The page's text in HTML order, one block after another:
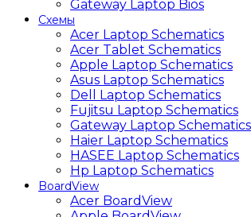
Gateway Laptop Bios
Схемы
Acer Laptop Schematics
Acer Tablet Schematics
Apple Laptop Schematics
Asus Laptop Schematics
Dell Laptop Schematics
Fujitsu Laptop Schematics
Gateway Laptop Schematics
Haier Laptop Schematics
HASEE Laptop Schematics
Hp Laptop Schematics
BoardView
Acer BoardView